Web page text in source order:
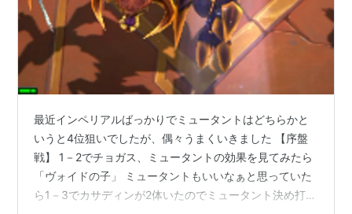
最近インペリアルばっかりでミュータントはどちらかと
いうと4位狙いでしたが、偶々うまくいきました 【序盤
戦】 1－2でチョガス、ミュータントの効果を見てみたら
「ヴォイドの子」 ミュータントもいいなぁと思っていた
ら1－3でカサディンが2体いたのでミュータント決め打ち